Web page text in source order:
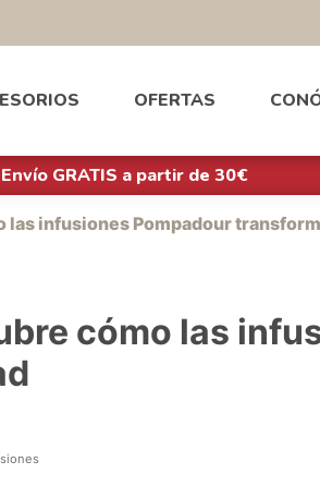
OFERTAS
Envío GRATIS a partir de 30€
las infusiones Pompadour
cómo las